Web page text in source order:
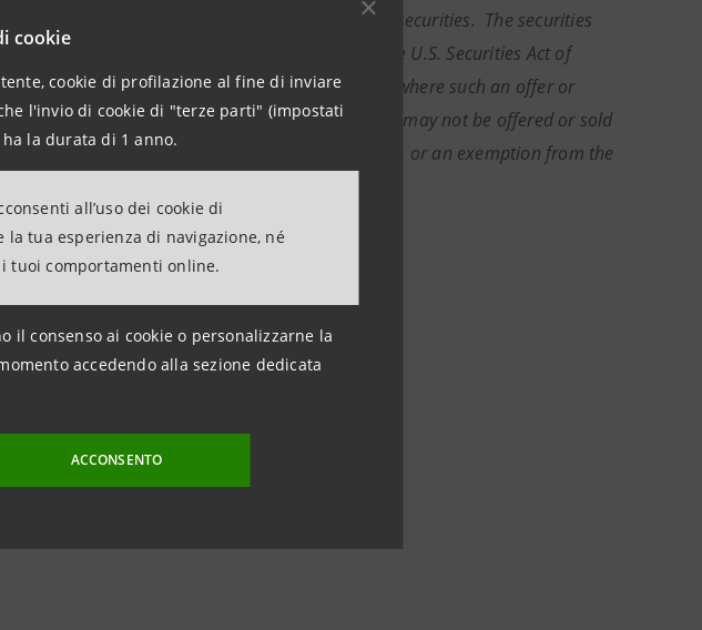
cookie
cookie di profilazione al fine di inviare
l'invio di cookie di "terze parti" (impostati
la durata di 1 anno.
all’uso dei cookie di
tua esperienza di navigazione, né
tuoi comportamenti online.
il consenso ai cookie o personalizzarne la
accedendo alla sezione dedicata
ACCONSENTO
or an invitation to subscribe for or purchase any securities. The securities
not be registered in the United States under the U.S. Securities Act of
Canada or Japan or any other jurisdiction where such an offer or
or otherwise be unlawful. The securities may not be offered or sold
securities are registered under the Securities Act, or an exemption from the